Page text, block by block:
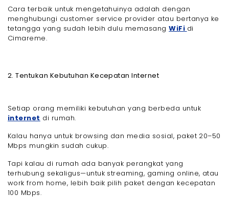
Cara terbaik untuk mengetahuinya adalah dengan
menghubungi customer service provider atau bertanya ke
tetangga yang sudah lebih dulu memasangWiFi di
Cimareme.
2. Tentukan Kebutuhan Kecepatan Internet
Setiap orang memiliki kebutuhan yang berbeda untuk
internet di rumah.
Kalau hanya untuk browsing dan media sosial, paket 20–50
Mbps mungkin sudah cukup.
Tapi kalau di rumah ada banyak perangkat yang
terhubung sekaligus—untuk streaming, gaming online, atau
work from home, lebih baik pilih paket dengan kecepatan
100 Mbps.